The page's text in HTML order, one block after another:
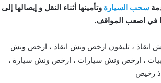
سحب السيارة وتأمينها أثناء النقل و إيصالها إلى
في اصعب المواقف.